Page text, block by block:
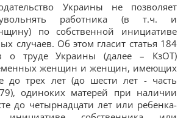
Украины не позволяет
увольнять работника (в т.ч. и
по собственной инициативе
случаев. Об этом гласит статья 184
о труде Украины (далее – КзОТ)
женщин и женщин, имеющих
до трех лет (до шести лет - часть
одиноких матерей при наличии
до четырнадцати лет или ребенка-